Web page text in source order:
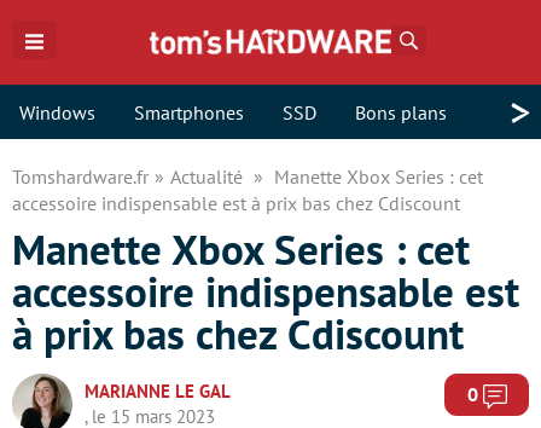
Windows Smartphones SSD Bons plans >
Tomshardware.fr Actualité
Manette Xbox Series : cet
accessoire indispensable est à prix bas chez Cdiscount
Manette Xbox Series : cet
accessoire indispensable est
à prix bas chez Cdiscount
MARIANNE LE GAL
, le 15 mars 2023
0